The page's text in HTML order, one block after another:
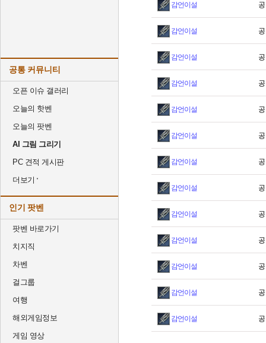
공통 커뮤니티
오픈 이슈 갤러리
오늘의 핫벤
오늘의 팟벤
AI 그림 그리기
PC 견적 게시판
더보기
인기 팟벤
팟벤 바로가기
치지직
차벤
걸그룹
여행
해외게임정보
게임 영상
감언이설
감언이설
감언이설
감언이설
감언이설
감언이설
감언이설
감언이설
감언이설
감언이설
감언이설
감언이설
감언이설